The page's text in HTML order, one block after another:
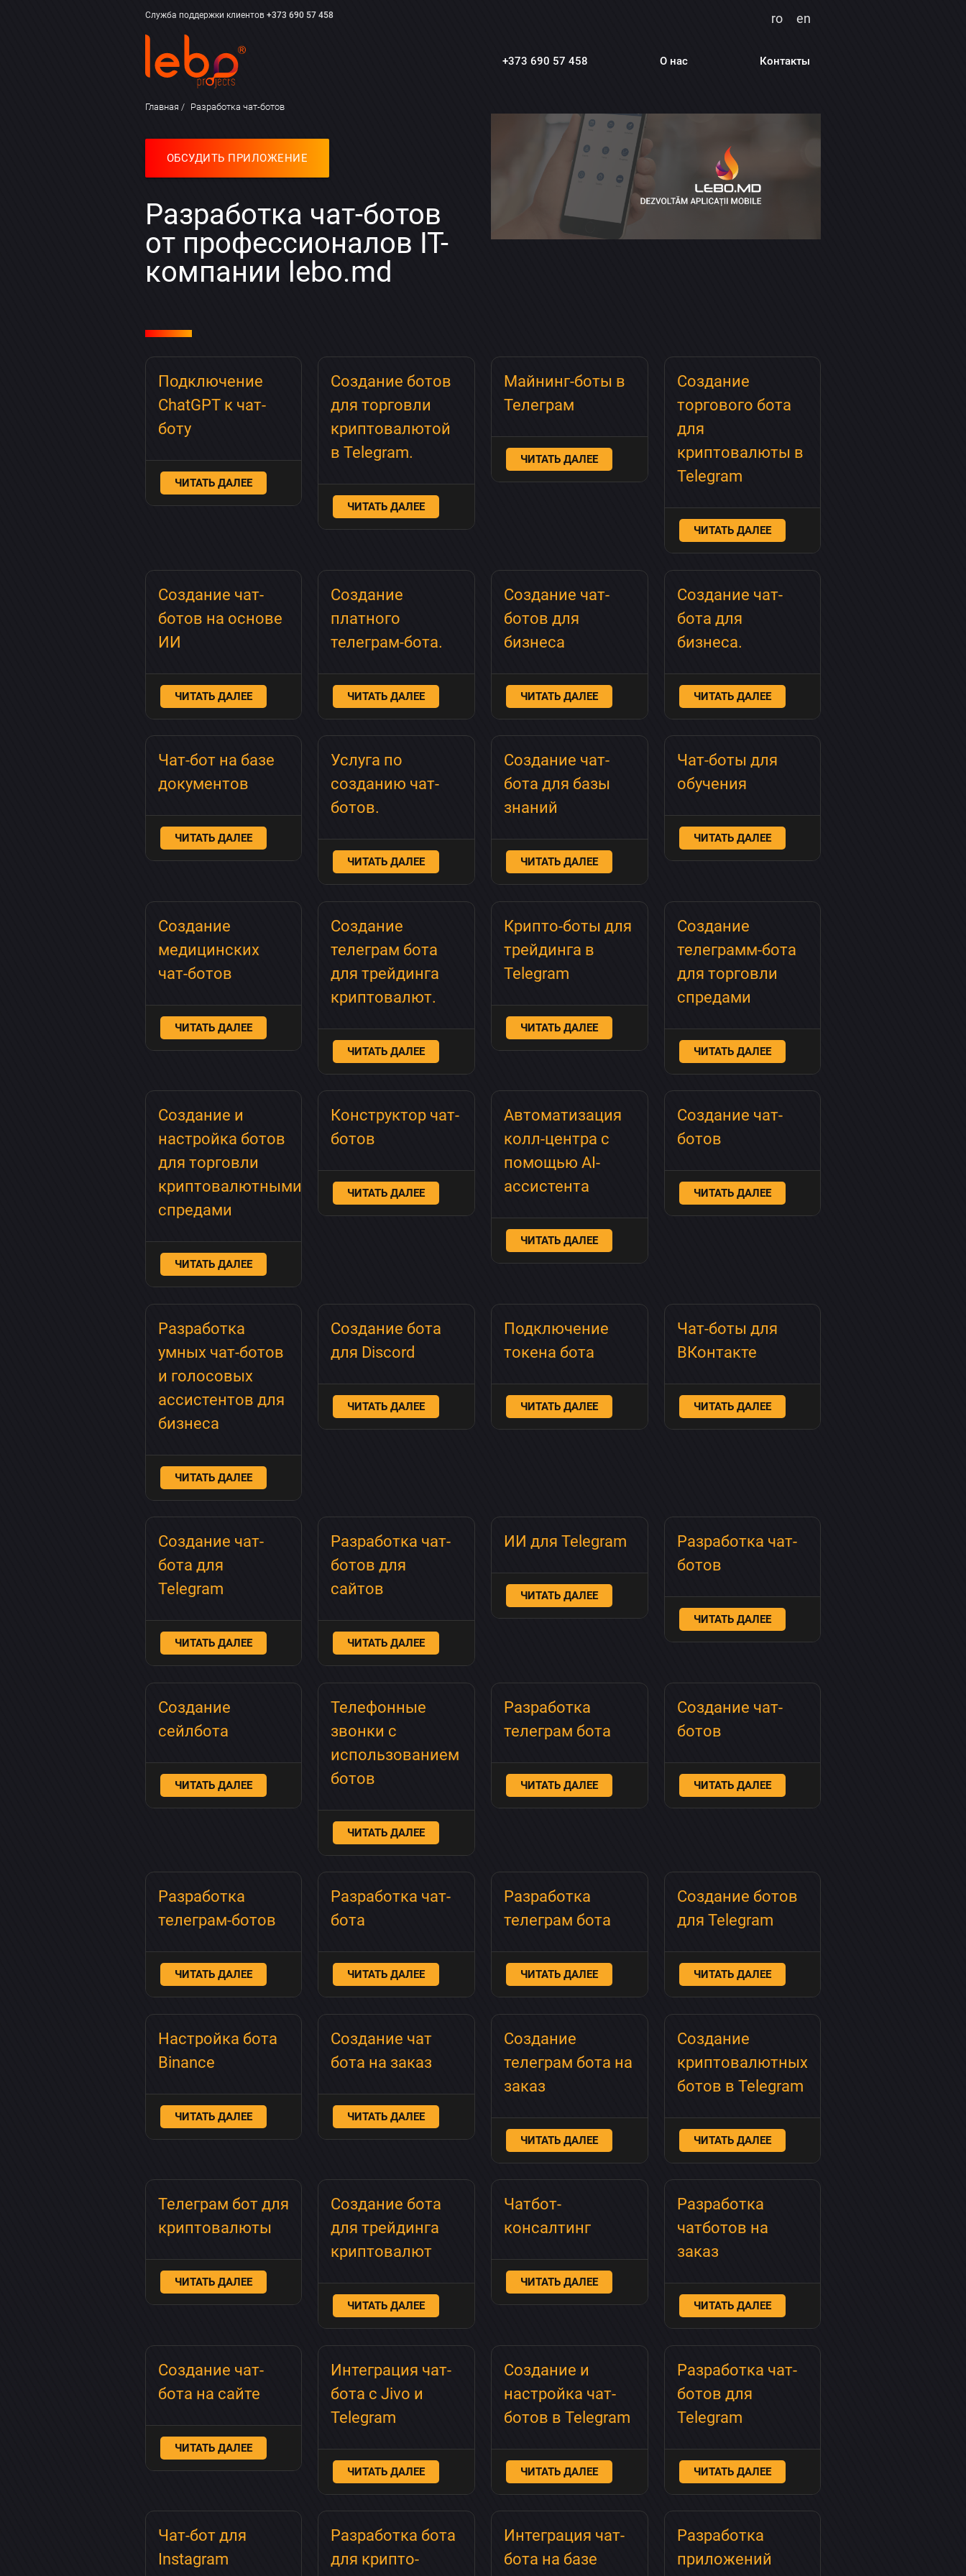
Служба поддержки клиентов +373 690 57 458 ro en
+373 690 57 458 О нас Контакты
Главная Разработка чат-ботов
ОБСУДИТЬ ПРИЛОЖЕНИЕ
Разработка чат-ботов
от профессионалов IT-
компании lebo.md
Подключение
ChatGPT к чат-
боту
ЧИТАТЬ ДАЛЕЕ
Создание ботов
для торговли
криптовалютой
в Telegram.
ЧИТАТЬ ДАЛЕЕ
Майнинг-боты в
Телеграм
ЧИТАТЬ ДАЛЕЕ
Создание
торгового бота
для
криптовалюты в
Telegram
ЧИТАТЬ ДАЛЕЕ
Создание чат-
ботов на основе
ИИ
ЧИТАТЬ ДАЛЕЕ
Создание
платного
телеграм-бота.
ЧИТАТЬ ДАЛЕЕ
Создание чат-
ботов для
бизнеса
ЧИТАТЬ ДАЛЕЕ
Создание чат-
бота для
бизнеса.
ЧИТАТЬ ДАЛЕЕ
Чат-бот на базе
документов
ЧИТАТЬ ДАЛЕЕ
Услуга по
созданию чат-
ботов.
ЧИТАТЬ ДАЛЕЕ
Создание чат-
бота для базы
знаний
ЧИТАТЬ ДАЛЕЕ
Чат-боты для
обучения
ЧИТАТЬ ДАЛЕЕ
Создание
медицинских
чат-ботов
ЧИТАТЬ ДАЛЕЕ
Создание
телеграм бота
для трейдинга
криптовалют.
ЧИТАТЬ ДАЛЕЕ
Крипто-боты для
трейдинга в
Telegram
ЧИТАТЬ ДАЛЕЕ
Создание
телеграмм-бота
для торговли
спредами
ЧИТАТЬ ДАЛЕЕ
Создание и
настройка ботов
для торговли
криптовалютными
спредами
ЧИТАТЬ ДАЛЕЕ
Конструктор чат-
ботов
ЧИТАТЬ ДАЛЕЕ
Автоматизация
колл-центра с
помощью AI-
ассистента
ЧИТАТЬ ДАЛЕЕ
Создание чат-
ботов
ЧИТАТЬ ДАЛЕЕ
Разработка
умных чат-ботов
и голосовых
ассистентов для
бизнеса
ЧИТАТЬ ДАЛЕЕ
Создание бота
для Discord
ЧИТАТЬ ДАЛЕЕ
Подключение
токена бота
ЧИТАТЬ ДАЛЕЕ
Чат-боты для
ВКонтакте
ЧИТАТЬ ДАЛЕЕ
Создание чат-
бота для
Telegram
ЧИТАТЬ ДАЛЕЕ
Разработка чат-
ботов для
сайтов
ЧИТАТЬ ДАЛЕЕ
ИИ для Telegram
ЧИТАТЬ ДАЛЕЕ
Разработка чат-
ботов
ЧИТАТЬ ДАЛЕЕ
Создание
сейлбота
ЧИТАТЬ ДАЛЕЕ
Телефонные
звонки с
использованием
ботов
ЧИТАТЬ ДАЛЕЕ
Разработка
телеграм бота
ЧИТАТЬ ДАЛЕЕ
Создание чат-
ботов
ЧИТАТЬ ДАЛЕЕ
Разработка
телеграм-ботов
ЧИТАТЬ ДАЛЕЕ
Разработка чат-
бота
ЧИТАТЬ ДАЛЕЕ
Разработка
телеграм бота
ЧИТАТЬ ДАЛЕЕ
Создание ботов
для Telegram
ЧИТАТЬ ДАЛЕЕ
Настройка бота
Binance
ЧИТАТЬ ДАЛЕЕ
Создание чат
бота на заказ
ЧИТАТЬ ДАЛЕЕ
Создание
телеграм бота на
заказ
ЧИТАТЬ ДАЛЕЕ
Создание
криптовалютных
ботов в Telegram
ЧИТАТЬ ДАЛЕЕ
Телеграм бот для
криптовалюты
ЧИТАТЬ ДАЛЕЕ
Создание бота
для трейдинга
криптовалют
ЧИТАТЬ ДАЛЕЕ
Чатбот-
консалтинг
ЧИТАТЬ ДАЛЕЕ
Разработка
чатботов на
заказ
ЧИТАТЬ ДАЛЕЕ
Создание чат-
бота на сайте
ЧИТАТЬ ДАЛЕЕ
Интеграция чат-
бота с Jivo и
Telegram
ЧИТАТЬ ДАЛЕЕ
Создание и
настройка чат-
ботов в Telegram
ЧИТАТЬ ДАЛЕЕ
Разработка чат-
ботов для
Telegram
ЧИТАТЬ ДАЛЕЕ
Чат-бот для
Instagram
Разработка бота
для крипто-
Интеграция чат-
бота на базе
Разработка
приложений
×
Обсудить приложение
Отправить